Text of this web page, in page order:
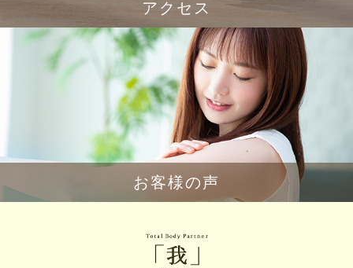
アクセス
お客様の声